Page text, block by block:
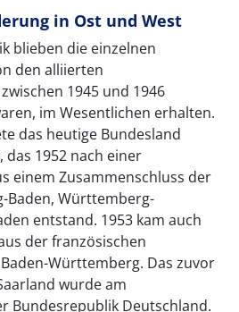
in Ost und West
blieben die einzelnen
den alliierten
1945 und 1946
im Wesentlichen erhalten.
das heutige Bundesland
1952 nach einer
einem Zusammenschluss der
Baden, Württemberg-
entstand. 1953 kam auch
der französischen
Württemberg. Das zuvor
wurde am
Bundesrepublik Deutschland.